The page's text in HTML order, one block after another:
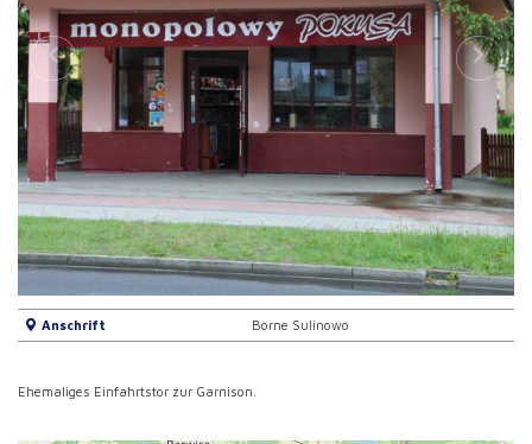
Anschrift Borne Sulinowo
Ehemaliges Einfahrtstor zur Garnison.